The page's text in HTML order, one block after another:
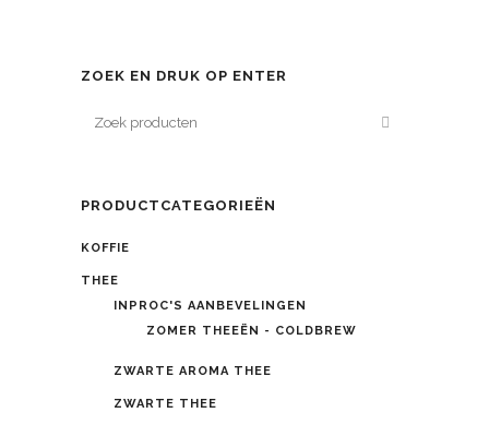
ZOEK EN DRUK OP ENTER
PRODUCTCATEGORIEËN
KOFFIE
THEE
INPROC'S AANBEVELINGEN
ZOMER THEEËN - COLDBREW
ZWARTE AROMA THEE
ZWARTE THEE